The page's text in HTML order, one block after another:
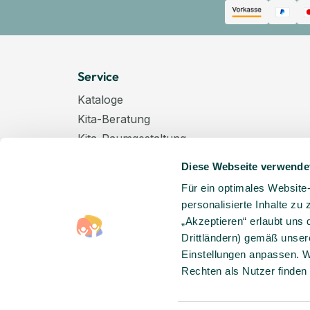
Diese Webseite
Für ein optimales
personalisierte Inhalte zu
„Akzeptieren“ erlaubt
Drittländern) gemäß
Einstellungen anpassen.
Rechten als Nutzer
Service
Kataloge
Kita-Beratung
Kita-Raumgestaltung
Windelpauschale
Kindertagespflege
Hinweise zur Batterieentsorgung
Entsorgung von Elektro-Altgeräten